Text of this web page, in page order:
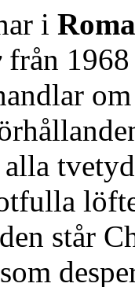
i
från 1968
står